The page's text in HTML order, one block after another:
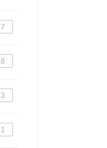
7
8
3
1